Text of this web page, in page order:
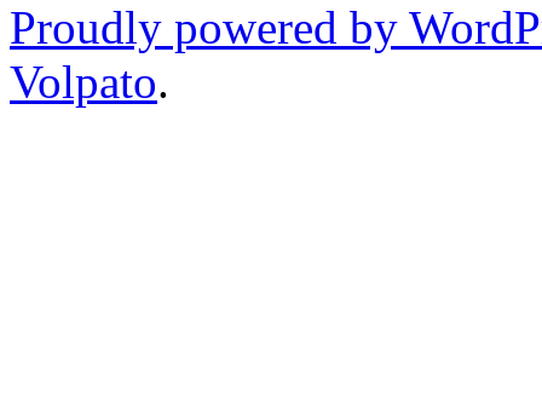
Proudly powered by
Volpato.